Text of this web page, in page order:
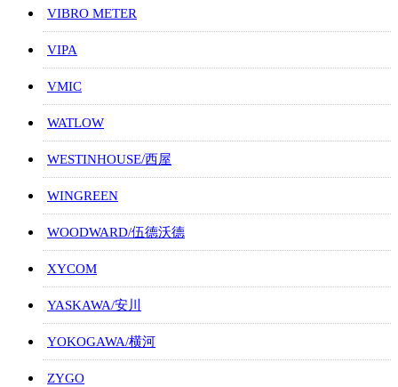
VIBRO METER
VIPA
VMIC
WATLOW
WESTINHOUSE/西屋
WINGREEN
WOODWARD/伍德沃德
XYCOM
YASKAWA/安川
YOKOGAWA/横河
ZYGO